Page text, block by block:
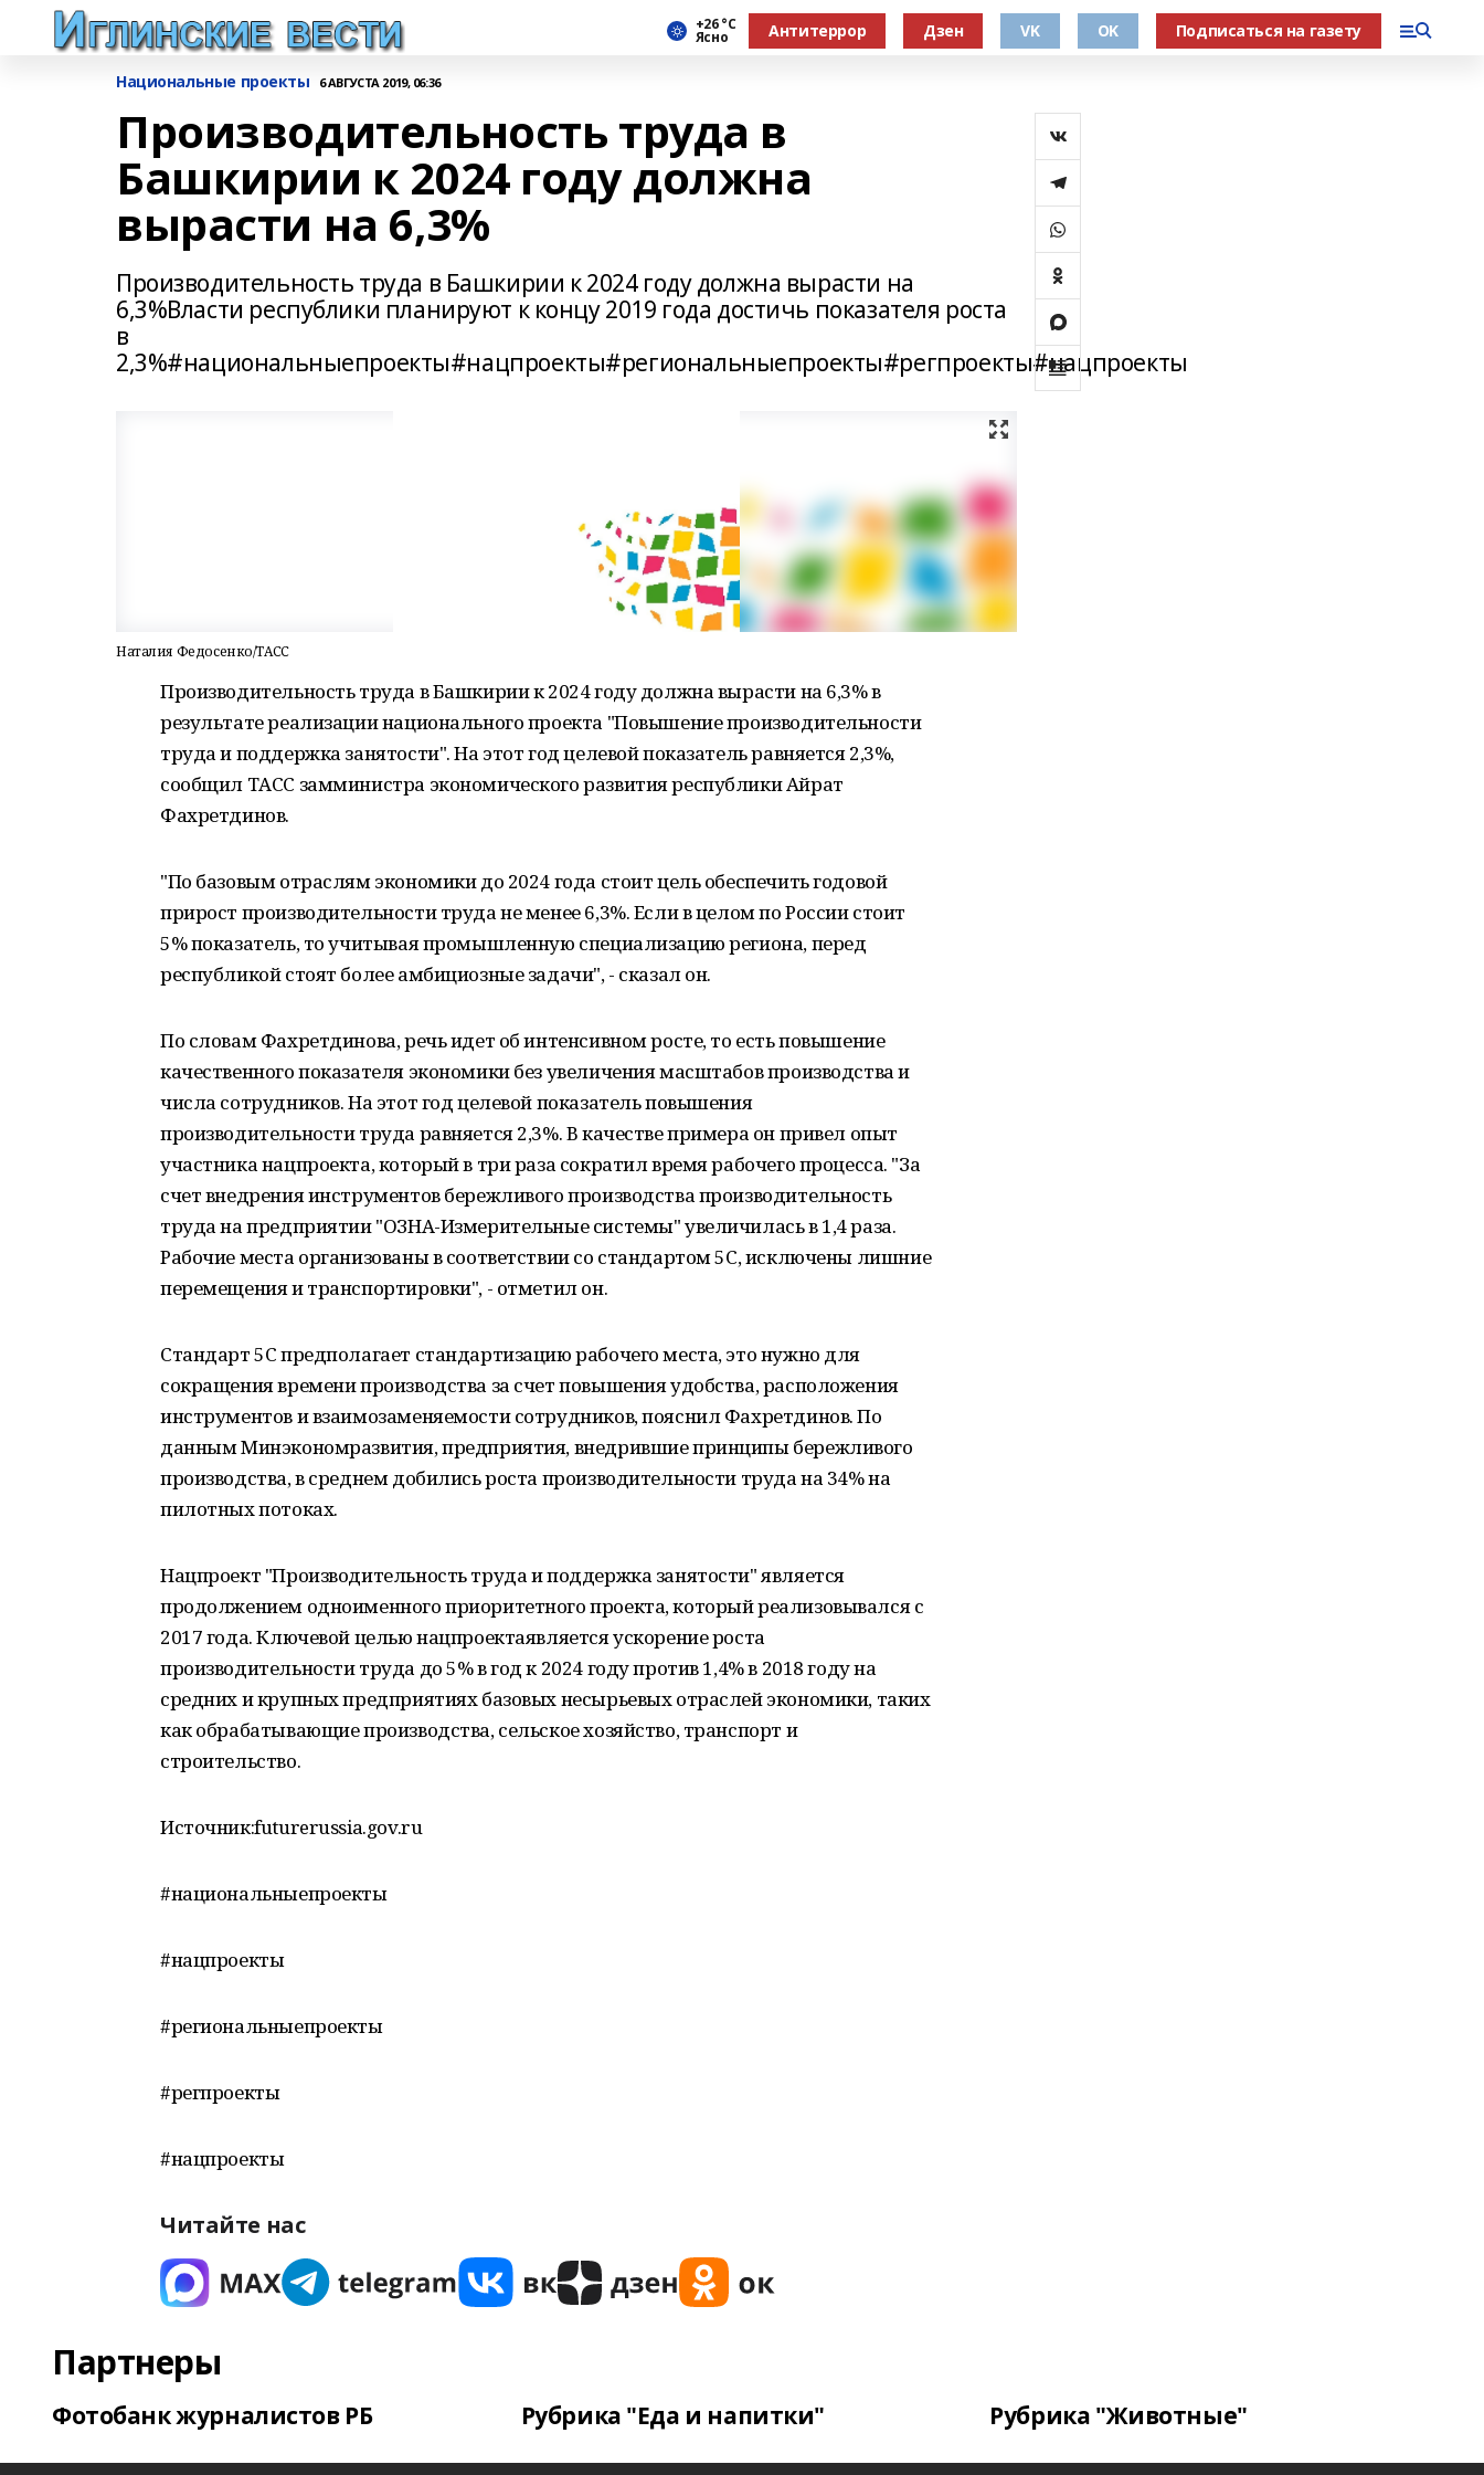
+26 °С
Ясно Антитеррор Дзен VK OK Подписаться на газету
Национальные проекты 6 АВГУСТА 2019, 06:36
Производительность труда в
Башкирии к 2024 году должна
вырасти на 6,3%
Производительность труда в Башкирии к 2024 году должна вырасти на
6,3%Власти республики планируют к концу 2019 года достичь показателя роста
в
2,3%#национальныепроекты#нацпроекты#региональныепроекты#регпроекты#нацпроекты
Наталия Федосенко/ТАСС
Производительность труда в Башкирии к 2024 году должна вырасти на 6,3% в
результате реализации национального проекта "Повышение производительности
труда и поддержка занятости". На этот год целевой показатель равняется 2,3%,
сообщил ТАСС замминистра экономического развития республики Айрат
Фахретдинов.
"По базовым отраслям экономики до 2024 года стоит цель обеспечить годовой
прирост производительности труда не менее 6,3%. Если в целом по России стоит
5% показатель, то учитывая промышленную специализацию региона, перед
республикой стоят более амбициозные задачи", - сказал он.
По словам Фахретдинова, речь идет об интенсивном росте, то есть повышение
качественного показателя экономики без увеличения масштабов производства и
числа сотрудников. На этот год целевой показатель повышения
производительности труда равняется 2,3%. В качестве примера он привел опыт
участника нацпроекта, который в три раза сократил время рабочего процесса. "За
счет внедрения инструментов бережливого производства производительность
труда на предприятии "ОЗНА-Измерительные системы" увеличилась в 1,4 раза.
Рабочие места организованы в соответствии со стандартом 5С, исключены лишние
перемещения и транспортировки", - отметил он.
Стандарт 5С предполагает стандартизацию рабочего места, это нужно для
сокращения времени производства за счет повышения удобства, расположения
инструментов и взаимозаменяемости сотрудников, пояснил Фахретдинов. По
данным Минэкономразвития, предприятия, внедрившие принципы бережливого
производства, в среднем добились роста производительности труда на 34% на
пилотных потоках.
Нацпроект "Производительность труда и поддержка занятости" является
продолжением одноименного приоритетного проекта, который реализовывался с
2017 года. Ключевой целью нацпроектаявляется ускорение роста
производительности труда до 5% в год к 2024 году против 1,4% в 2018 году на
средних и крупных предприятиях базовых несырьевых отраслей экономики, таких
как обрабатывающие производства, сельское хозяйство, транспорт и
строительство.
Источник:futurerussia.gov.ru
#национальныепроекты
#нацпроекты
#региональныепроекты
#регпроекты
#нацпроекты
Читайте нас
Партнеры
Фотобанк журналистов РБ Рубрика "Еда и напитки" Рубрика "Животные"